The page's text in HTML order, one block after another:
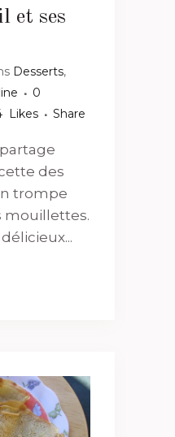
et ses
Desserts,
0
Likes Share
des
trompe
mouillettes.